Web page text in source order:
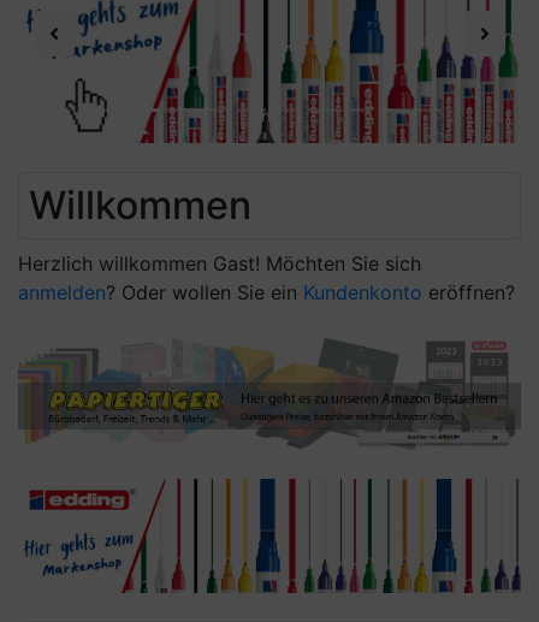
Previous Next
Willkommen
Herzlich willkommen Gast! Möchten Sie sich
anmelden? Oder wollen Sie ein Kundenkonto eröffnen?